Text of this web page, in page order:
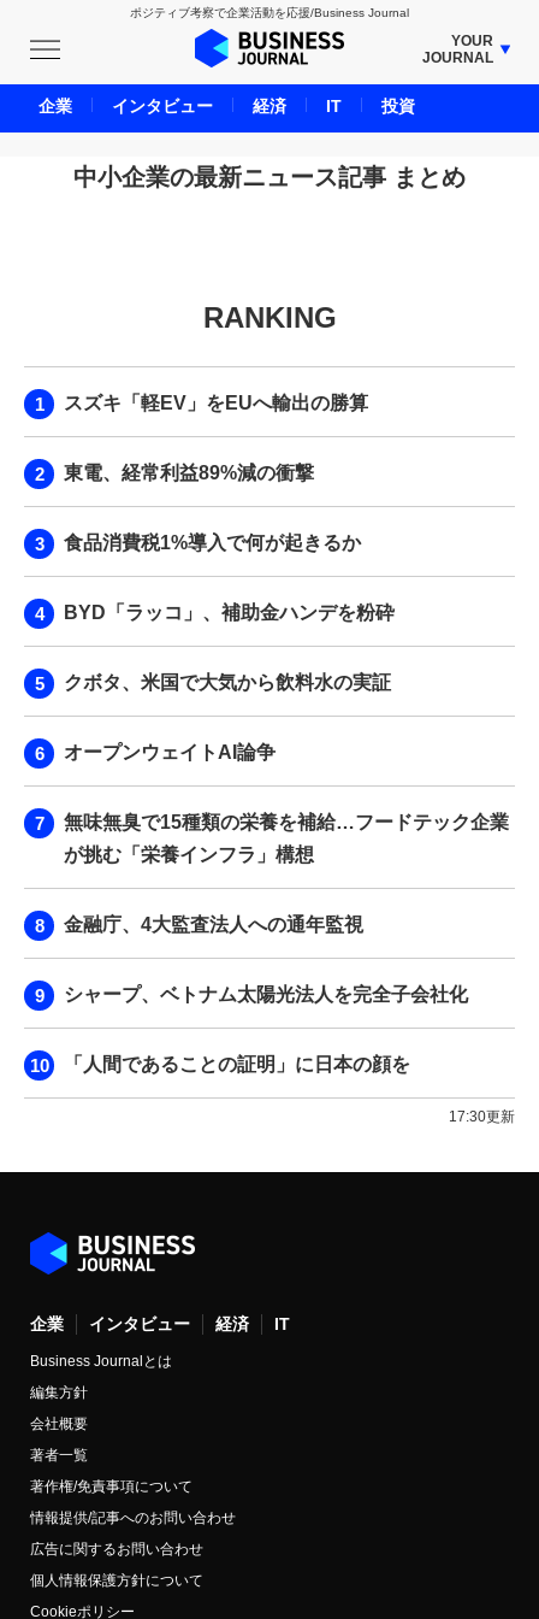
ポジティブ考察で企業活動を応援/Business Journal
YOUR
JOURNAL
BUSINESS JOURNAL
UNICORN JOURNAL
CARBON CREDITS JOURNAL
LIFE ENDING JOURNAL
BPaaS JOURNAL
中小企業の最新ニュース記事 まとめ
RANKING
スズキ「軽EV」をEUへ輸出の勝算
東電、経常利益89%減の衝撃
食品消費税1%導入で何が起きるか
BYD「ラッコ」、補助金ハンデを粉砕
クボタ、米国で大気から飲料水の実証
オープンウェイトAI論争
無味無臭で15種類の栄養を補給…フードテック企業
が挑む「栄養インフラ」構想
金融庁、4大監査法人への通年監視
シャープ、ベトナム太陽光法人を完全子会社化
「人間であることの証明」に日本の顔を
17:30更新
企業 インタビュー 経済 IT
Business Journalとは
編集方針
会社概要
著者一覧
著作権/免責事項について
情報提供/記事へのお問い合わせ
広告に関するお問い合わせ
個人情報保護方針について
Cookieポリシー
企業 インタビュー 経済 IT 投資